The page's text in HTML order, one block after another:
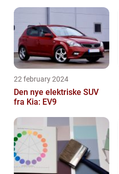
22 february 2024
Den nye elektriske SUV
fra Kia: EV9